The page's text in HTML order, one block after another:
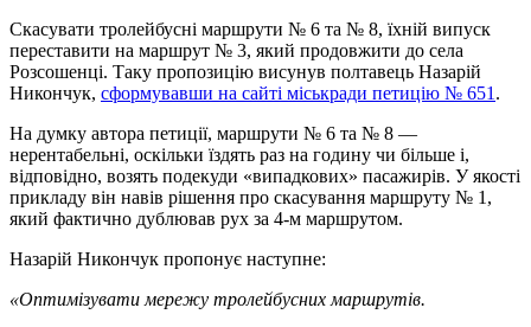
Скасувати тролейбусні маршрути № 6 та № 8, їхній випуск
переставити на маршрут № 3, який продовжити до села
Розсошенці. Таку пропозицію висунув полтавець Назарій
Никончук, сформувавши на сайті міськради петицію № 651 .
На думку автора петиції, маршрути № 6 та № 8 —
нерентабельні, оскільки їздять раз на годину чи більше і,
відповідно, возять подекуди «випадкових» пасажирів. У якості
прикладу він навів рішення про скасування маршруту № 1,
який фактично дублював рух за 4-м маршрутом.
Назарій Никончук пропонує наступне:
«Оптимізувати мережу тролейбусних маршрутів.